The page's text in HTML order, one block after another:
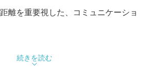
離を重要視した、コミュニケーショ
“赤羽トロ函”にはある。
、他にはない迫力のメニューがズラ
続きを読む